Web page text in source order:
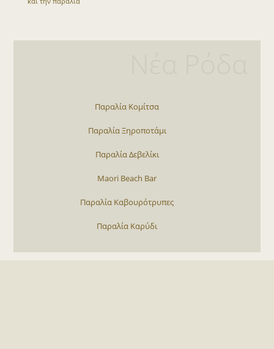
Παραλία Κομίτσα
Παραλία Ξηροποτάμι
Παραλία Δεβελίκι
Maori Beach Bar
Παραλία Καβουρότρυπες
Παραλία Καρύδι